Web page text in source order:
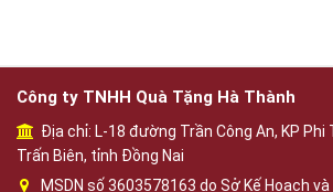
Công ty TNHH Quà Tặng Hà Thành
Địa chỉ: L-18 đường Trần Công An, KP
Trấn Biên, tỉnh Đồng Nai
MSDN số 3603578163 do Sở Kế Hoạch